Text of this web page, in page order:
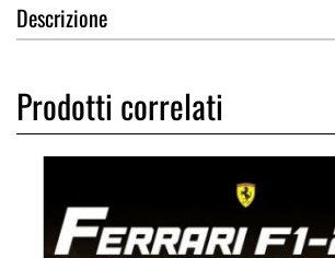
Descrizione
Prodotti correlati